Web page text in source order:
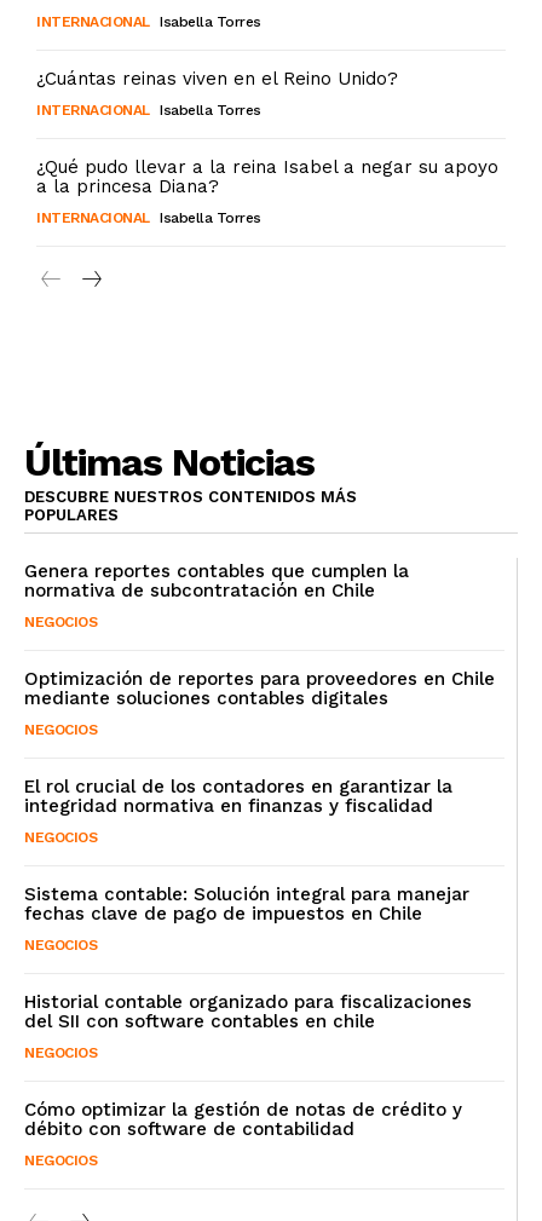
INTERNACIONAL Isabella Torres
¿Cuántas reinas viven en el Reino Unido?
INTERNACIONAL Isabella Torres
¿Qué pudo llevar a la reina Isabel a negar su apoyo
a la princesa Diana?
INTERNACIONAL Isabella Torres
Últimas Noticias
DESCUBRE NUESTROS CONTENIDOS MÁS
POPULARES
Genera reportes contables que cumplen la
normativa de subcontratación en Chile
NEGOCIOS
Optimización de reportes para proveedores en Chile
mediante soluciones contables digitales
NEGOCIOS
El rol crucial de los contadores en garantizar la
integridad normativa en finanzas y fiscalidad
NEGOCIOS
Sistema contable: Solución integral para manejar
fechas clave de pago de impuestos en Chile
NEGOCIOS
Historial contable organizado para fiscalizaciones
del SII con software contables en chile
NEGOCIOS
Cómo optimizar la gestión de notas de crédito y
débito con software de contabilidad
NEGOCIOS